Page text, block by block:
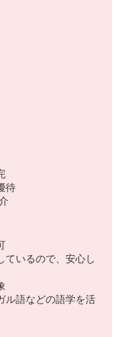
待
ているので、安心し
ル語などの語学を活